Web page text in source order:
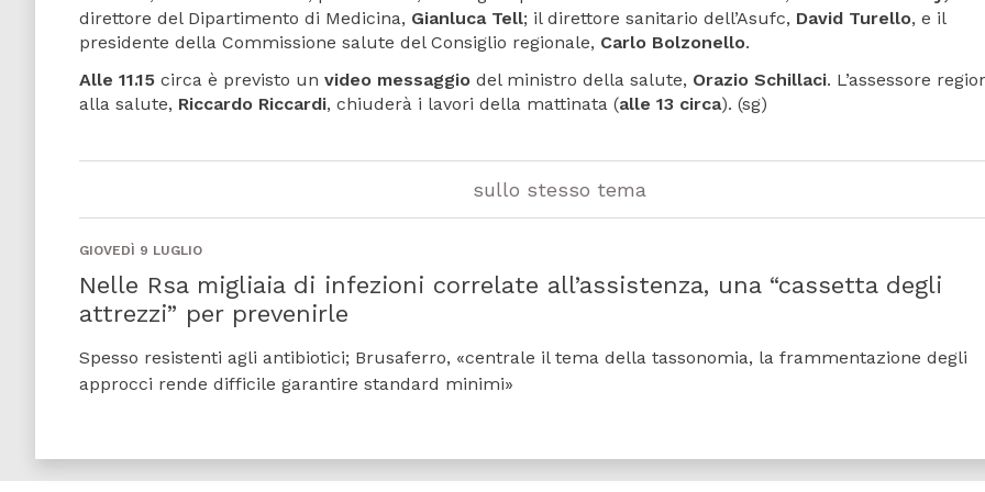
direttore del Dipartimento di Medicina, Gianluca Tell; il direttore sanitario dell’Asufc, David Turello, e il
presidente della Commissione salute del Consiglio regionale, Carlo Bolzonello.
Alle 11.15 circa è previsto un video messaggio del ministro della salute, Orazio Schillaci. L’assessore
alla salute, Riccardo Riccardi, chiuderà i lavori della mattinata (alle 13 circa). (sg)
sullo stesso tema
GIOVEDÌ 9 LUGLIO
Nelle Rsa migliaia di infezioni correlate all’assistenza, una “cassetta degli
attrezzi” per prevenirle
Spesso resistenti agli antibiotici; Brusaferro, «centrale il tema della tassonomia, la frammentazione degli
approcci rende difficile garantire standard minimi»